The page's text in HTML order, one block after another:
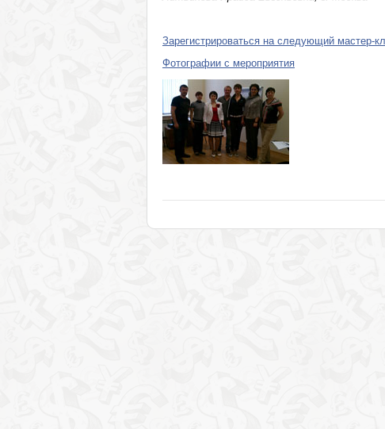
Зарегистрироваться на следующий мастер-
Фотографии с мероприятия